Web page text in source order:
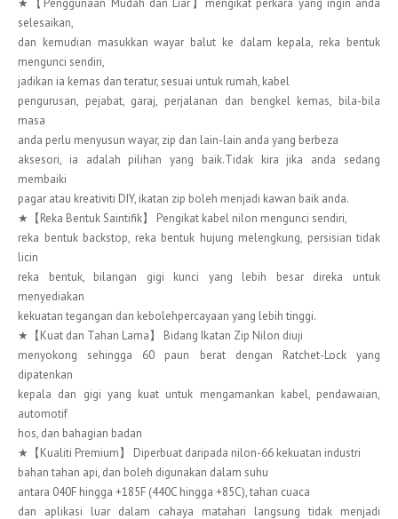
★【Penggunaan Mudah dan Liar】mengikat perkara yang ingin anda
selesaikan,
dan kemudian masukkan wayar balut ke dalam kepala, reka bentuk
mengunci sendiri,
jadikan ia kemas dan teratur, sesuai untuk rumah, kabel
pengurusan, pejabat, garaj, perjalanan dan bengkel kemas, bila-bila
masa
anda perlu menyusun wayar, zip dan lain-lain anda yang berbeza
aksesori, ia adalah pilihan yang baik.Tidak kira jika anda sedang
membaiki
pagar atau kreativiti DIY, ikatan zip boleh menjadi kawan baik anda.
★【Reka Bentuk Saintifik】 Pengikat kabel nilon mengunci sendiri,
reka bentuk backstop, reka bentuk hujung melengkung, persisian tidak
licin
reka bentuk, bilangan gigi kunci yang lebih besar direka untuk
menyediakan
kekuatan tegangan dan kebolehpercayaan yang lebih tinggi.
★【Kuat dan Tahan Lama】 Bidang Ikatan Zip Nilon diuji
menyokong sehingga 60 paun berat dengan Ratchet-Lock yang
dipatenkan
kepala dan gigi yang kuat untuk mengamankan kabel, pendawaian,
automotif
hos, dan bahagian badan
★【Kualiti Premium】 Diperbuat daripada nilon-66 kekuatan industri
bahan tahan api, dan boleh digunakan dalam suhu
antara 040F hingga +185F (440C hingga +85C), tahan cuaca
dan aplikasi luar dalam cahaya matahari langsung tidak menjadi